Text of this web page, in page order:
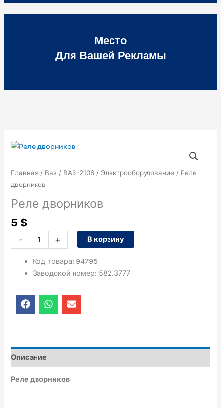
Место
Для Вашей Рекламы
Главная / Ваз / ВАЗ-2106 / Электрооборудование / Реле
дворников
Реле дворников
5 $
-
Количество
Реле
дворников
+ В корзину
Код товара: 94795
Заводской номер: 582.3777
F
a
o
o
k
W
h
a
p
E
n
o
e
Описание
Реле дворников